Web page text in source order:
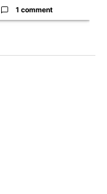
1 comment